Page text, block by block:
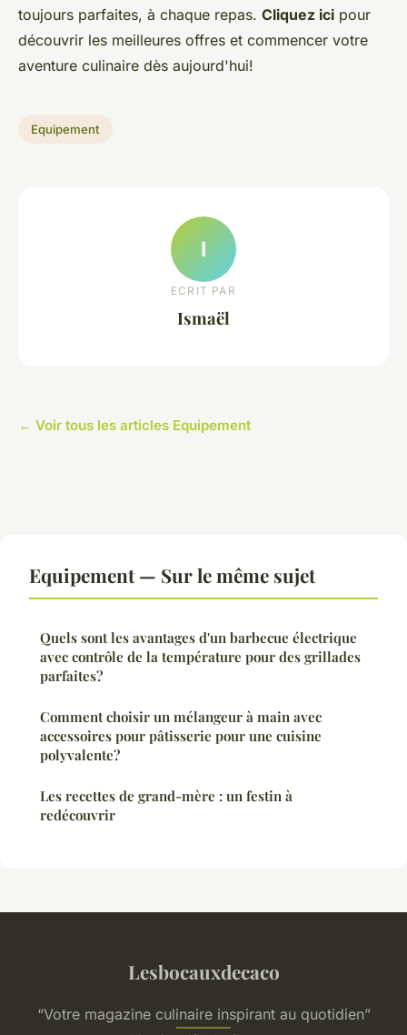
toujours parfaites, à chaque repas. Cliquez ici pour
découvrir les meilleures offres et commencer votre
aventure culinaire dès aujourd'hui!
Equipement
I
ECRIT PAR
Ismaël
← Voir tous les articles Equipement
Equipement — Sur le même sujet
Quels sont les avantages d'un barbecue électrique
avec contrôle de la température pour des grillades
parfaites?
Comment choisir un mélangeur à main avec
accessoires pour pâtisserie pour une cuisine
polyvalente?
Les recettes de grand-mère : un festin à
redécouvrir
Lesbocauxdecaco
“Votre magazine culinaire inspirant au quotidien”